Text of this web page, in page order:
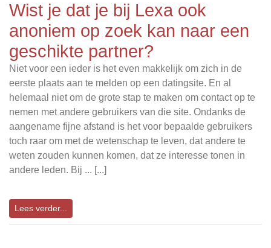
Wist je dat je bij Lexa ook
anoniem op zoek kan naar een
geschikte partner?
Niet voor een ieder is het even makkelijk om zich in de
eerste plaats aan te melden op een datingsite. En al
helemaal niet om de grote stap te maken om contact op te
nemen met andere gebruikers van die site. Ondanks de
aangename fijne afstand is het voor bepaalde gebruikers
toch raar om met de wetenschap te leven, dat andere te
weten zouden kunnen komen, dat ze interesse tonen in
andere leden. Bij ... [...]
Lees verder...